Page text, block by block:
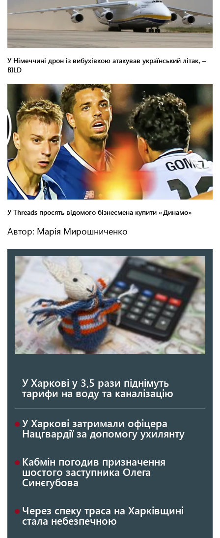
Автор: Марія Мирошниченко
У Харкові у 3,5 рази піднімуть
тарифи на воду та каналізацію
У Харкові затримали офіцера
Нацгвардії за допомогу ухилянту
Кабмін погодив призначення
шостого заступника Олега
Синєгубова
Через спеку траса на Харківщині
стала небезпечною